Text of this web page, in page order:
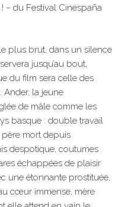
– du Festival Cinespaña
plus brut, dans un silence
jusqu’au bout,
du film sera celle des
la jeune
de mâle comme les
basque : double travail
mort depuis
despotique, coutumes
échappées de plaisir
une étonnante prostituée,
cœur immense, mère